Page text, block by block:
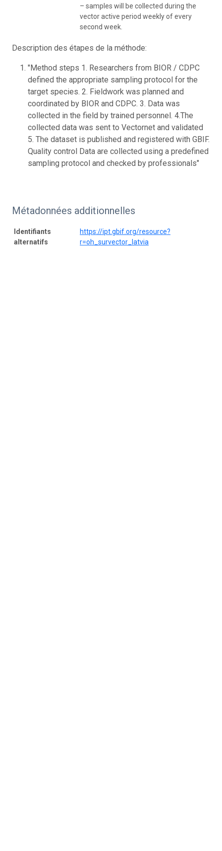
– samples will be collected during the
vector active period weekly of every
second week.
Description des étapes de la méthode:
"Method steps 1. Researchers from BIOR / CDPC
defined the appropriate sampling protocol for the
target species. 2. Fieldwork was planned and
coordinated by BIOR and CDPC. 3. Data was
collected in the field by trained personnel. 4.The
collected data was sent to Vectornet and validated
5. The dataset is published and registered with GBIF.
Quality control Data are collected using a predefined
sampling protocol and checked by professionals"
Métadonnées additionnelles
Identifiants
alternatifs
https://ipt.gbif.org/resource?
r=oh_survector_latvia